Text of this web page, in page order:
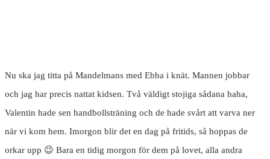
Nu ska jag titta på Mandelmans med Ebba i knät. Mannen jobbar
och jag har precis nattat kidsen. Två väldigt stojiga sådana haha,
Valentin hade sen handbollsträning och de hade svårt att varva ner
när vi kom hem. Imorgon blir det en dag på fritids, så hoppas de
orkar upp 😉 Bara en tidig morgon för dem på lovet, alla andra